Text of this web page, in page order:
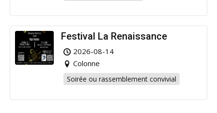
Festival La Renaissance
2026-08-14
Colonne
Soirée ou rassemblement convivial